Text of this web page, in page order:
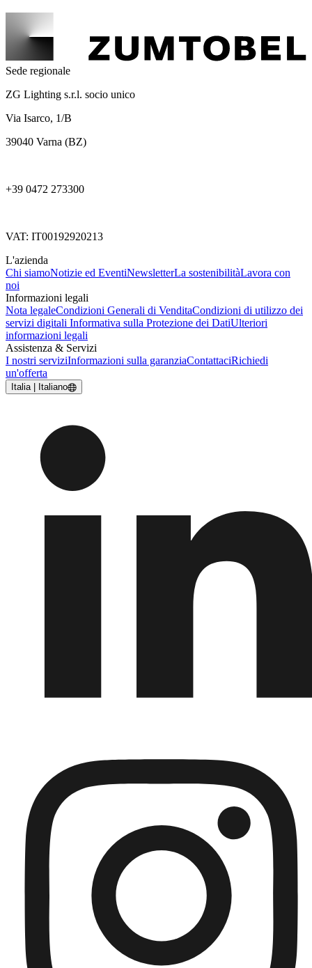
Sede regionale
ZG Lighting s.r.l. socio unico
Via Isarco, 1/B
39040 Varna (BZ)
+39 0472 273300
VAT: IT00192920213
L'azienda
Chi siamoNotizie ed EventiNewsletterLa sostenibilitàLavora con
noi
Informazioni legali
Nota legaleCondizioni Generali di VenditaCondizioni di utilizzo dei
servizi digitali Informativa sulla Protezione dei DatiUlteriori
informazioni legali
Assistenza & Servizi
I nostri serviziInformazioni sulla garanziaContattaciRichiedi
un'offerta
Italia | Italiano